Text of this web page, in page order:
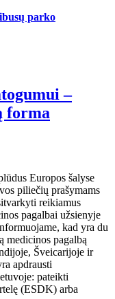
parko
–
forma
Europos šalyse
piliečių prašymams
reikiamus
pagalbai užsienyje
kad yra du
medicinos pagalbą
Šveicarijoje ir
apdrausti
pateikti
(ESDK) arba